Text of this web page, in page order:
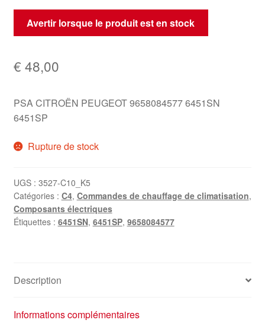
Avertir lorsque le produit est en stock
€ 48,00
PSA CITROËN PEUGEOT 9658084577 6451SN
6451SP
Rupture de stock
UGS : 3527-C10_K5
Catégories : C4, Commandes de chauffage de climatisation,
Composants électriques
Étiquettes : 6451SN, 6451SP, 9658084577
Description
Informations complémentaires